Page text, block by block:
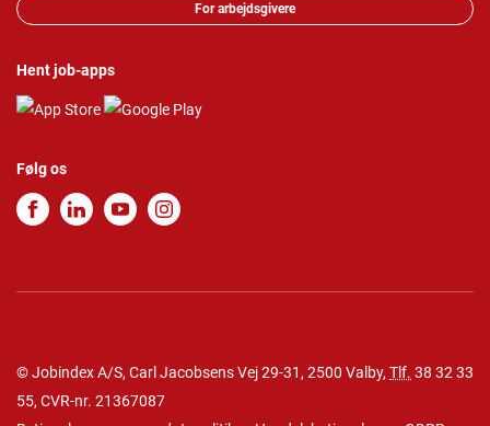
For arbejdsgivere
Hent job-apps
Følg os
© Jobindex A/S, Carl Jacobsens Vej 29-31, 2500 Valby, Tlf. 38 32 33
55, CVR-nr. 21367087